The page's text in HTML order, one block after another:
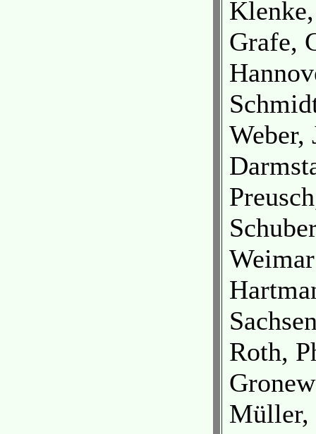
Grafe,
Weber,
Weimar
Roth,
Müller,